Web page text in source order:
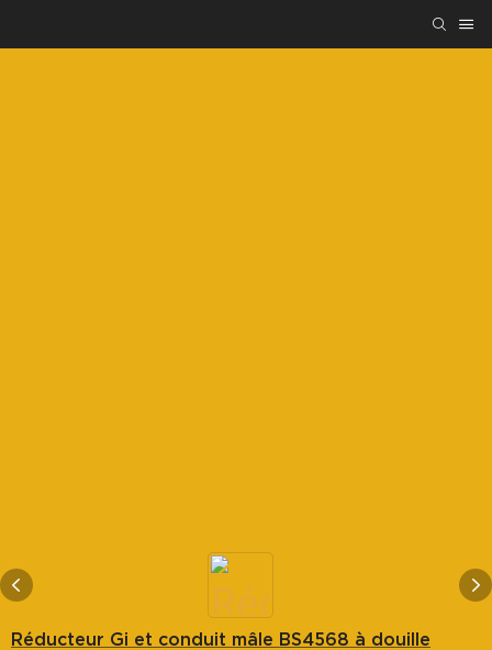
Réducteur Gi et conduit mâle BS4568 à douille